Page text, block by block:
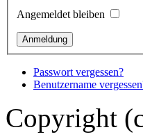
Angemeldet bleiben
Passwort vergessen?
Benutzername
Copyright